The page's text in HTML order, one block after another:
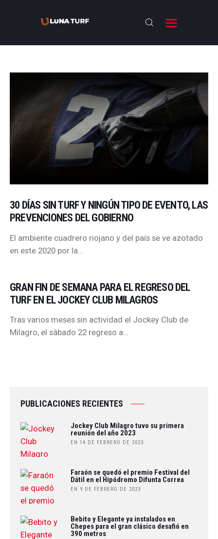
ANTESALA
RESULTADOS
30 DÍAS SIN TURF Y NINGÚN TIPO DE EVENTO, LAS
PREVENCIONES DEL GOBIERNO
El ambiente cuadrero riojano y del país se ve azotado
en este 2020 por la…
GRAN FIN DE SEMANA PARA EL REGRESO DEL
TURF EN EL JOCKEY CLUB MILAGROS
Tras varios meses sin actividad el Jockey Club de
Milagro, el sábado 22 regreso a…
PUBLICACIONES RECIENTES
Jockey Club Milagro tuvo su primera
reunión del año 2023
EN 14 DE FEBRERO DE 2023
Faraón se quedó el premio Festival del
Dátil en el Hipódromo Difunta Correa
EN 9 DE FEBRERO DE 2023
Bebito y Elegante ya instalados en
Chepes para el gran clásico desafió en
390 metros